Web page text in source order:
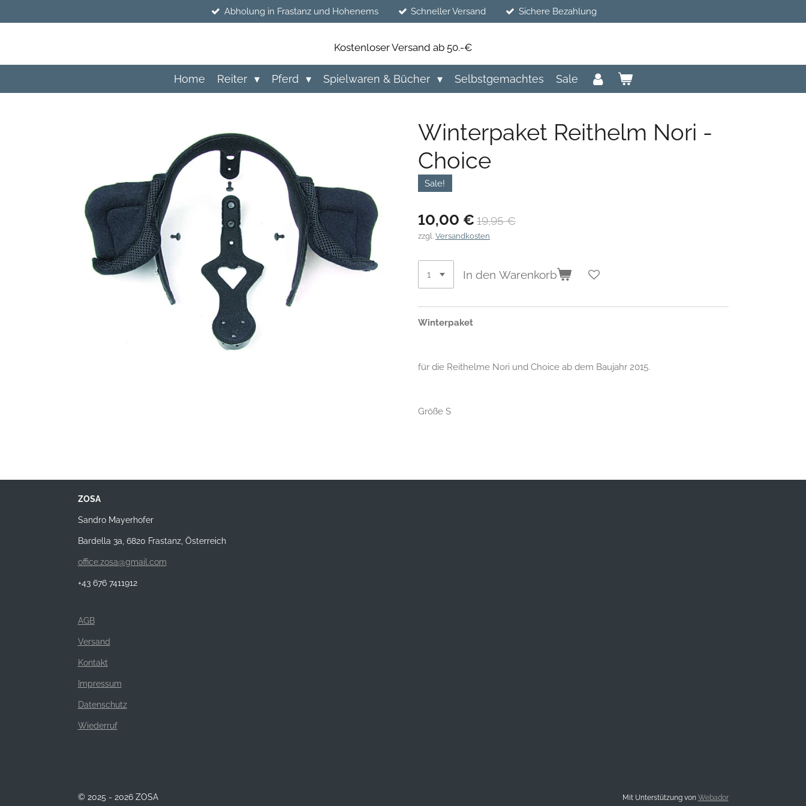
Hauptinhalt
Abholung in Frastanz und Hohenems Schneller Versand Sichere Bezahlung
Kostenloser Versand ab 50.-€
Home Reiter Pferd Spielwaren & Bücher Selbstgemachtes Sale
Winterpaket Reithelm Nori -
Choice
Sale!
10,00 € 19,95 €
zzgl. Versandkosten
In den Warenkorb
Winterpaket
für die Reithelme Nori und Choice ab dem Baujahr 2015.
Größe S
ZOSA
Sandro Mayerhofer
Bardella 3a, 6820 Frastanz, Österreich
office.zosa@gmail.com
+43 676 7411912
AGB
Versand
Kontakt
Impressum
Datenschutz
Wiederruf
© 2025 - 2026 ZOSA Mit Unterstützung von Webador